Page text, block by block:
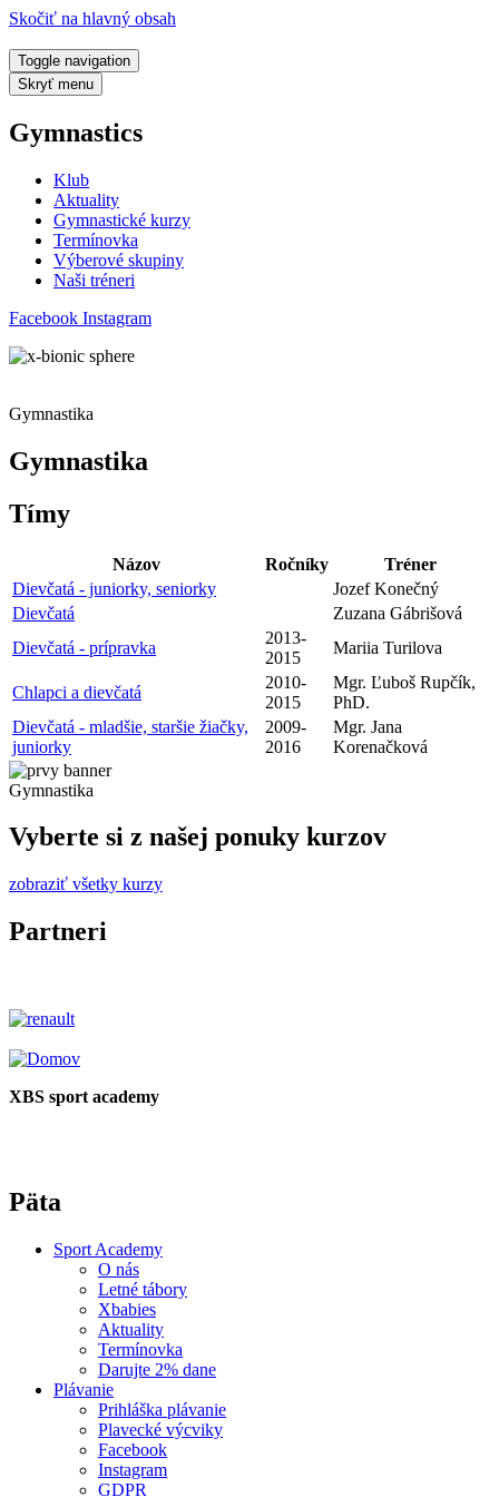
Skočiť na hlavný obsah
Toggle navigation
Skryť menu
Gymnastics
Klub
Aktuality
Gymnastické kurzy
Termínovka
Výberové skupiny
Naši tréneri
Facebook Instagram
Gymnastika
Gymnastika
Tímy
Názov Ročníky
Tréner
Dievčatá - juniorky, seniorky
Jozef Konečný
Dievčatá
Zuzana Gábrišová
Dievčatá - prípravka
2013-
2015
Mariia Turilova
Chlapci a dievčatá
2010-
2015
Mgr. Ľuboš Rupčík,
PhD.
Dievčatá - mladšie, staršie žiačky,
juniorky
2009-
2016
Mgr. Jana
Korenačková
Gymnastika
Vyberte si z našej ponuky kurzov
zobraziť všetky kurzy
Partneri
XBS sport academy
Päta
Sport Academy
O nás
Letné tábory
Xbabies
Aktuality
Termínovka
Darujte 2% dane
Plávanie
Prihláška plávanie
Plavecké výcviky
Facebook
Instagram
GDPR